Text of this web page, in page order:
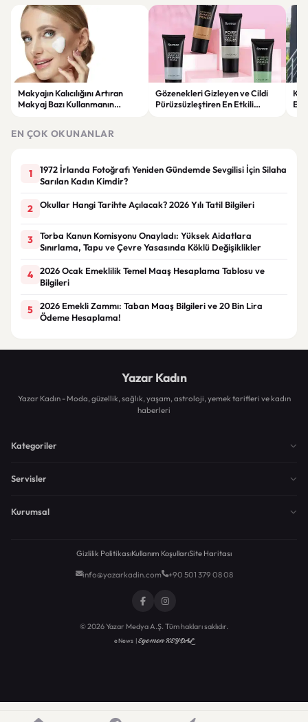
Makyajın Kalıcılığını Artıran
Makyaj Bazı Kullanmanın
Gözenekleri Gizleyen ve Cildi
Pürüzsüzleştiren En Etkili
EN ÇOK OKUNANLAR
1
1972 İrlanda Fotoğrafı Yeniden Gündemde Sevgilisi İçin Silaha
Sarılan Kadın Kimdir?
2 Okullar Hangi Tarihte Açılacak? 2026 Yılı Tatil Bilgileri
3
Torba Kanun Komisyonu Onayladı: Yüksek Aidatlara
Sınırlama, Tapu ve Çevre Yasasında Köklü Değişiklikler
4
2026 Ocak Emeklilik Temel Maaş Hesaplama Tablosu ve
Bilgileri
5
2026 Emekli Zammı: Taban Maaş Bilgileri ve 20 Bin Lira
Ödeme Hesaplama!
Yazar Kadın
Yazar Kadın - Moda, güzellik, sağlık, yaşam, astroloji, yemek tarifleri ve kadın
haberleri
Kategoriler
Servisler
Kurumsal
Gizlilik PolitikasıKullanım KoşullarıSite Haritası
info@yazarkadin.com +90 501 379 08 08
© 2026 Yazar Medya A.Ş. Tüm hakları saklıdır.
eNews |Egemen KEYDAL